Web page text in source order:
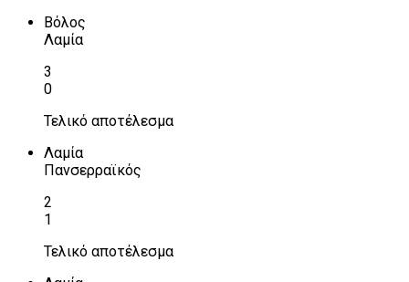
Βόλος
Λαμία
3
0
Τελικό αποτέλεσμα
Λαμία
Πανσερραϊκός
2
1
Τελικό αποτέλεσμα